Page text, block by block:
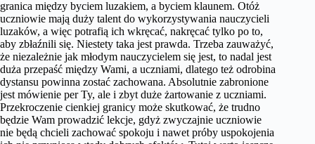
granica między byciem luzakiem, a byciem klaunem. Otóż
uczniowie mają duży talent do wykorzystywania nauczycieli
luzaków, a więc potrafią ich wkręcać, nakręcać tylko po to,
aby zbłaźnili się. Niestety taka jest prawda. Trzeba zauważyć,
że niezależnie jak młodym nauczycielem się jest, to nadal jest
duża przepaść między Wami, a uczniami, dlatego też odrobina
dystansu powinna zostać zachowana. Absolutnie zabronione
jest mówienie per Ty, ale i zbyt duże żartowanie z uczniami.
Przekroczenie cienkiej granicy może skutkować, że trudno
będzie Wam prowadzić lekcje, gdyż zwyczajnie uczniowie
nie będą chcieli zachować spokoju i nawet próby uspokojenia